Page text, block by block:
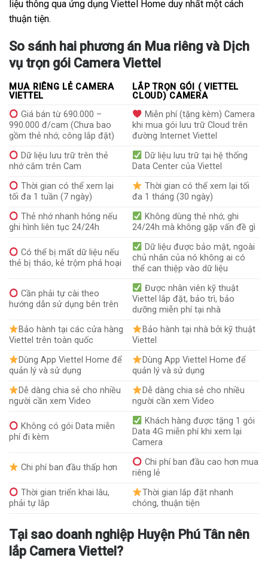
liệu thông qua ứng dụng Viettel Home duy nhất một cách
thuận tiện.
So sánh hai phương án Mua riêng và Dịch
vụ trọn gói Camera Viettel
MUA RIÊNG LẺ CAMERA
VIETTEL
LẮP TRỌN GÓI ( VIETTEL
CLOUD) CAMERA
Giá bán từ 690.000 –
990.000 đ/cam (Chưa bao
gồm thẻ nhớ, công lắp đặt)
Miễn phí (tặng kèm) Camera
khi mua gói lưu trữ Cloud trên
đường Internet Viettel
Dữ liệu lưu trữ trên thẻ
nhớ cắm trên Cam
Dữ liệu lưu trữ tại hệ thống
Data Center của Viettel
Thời gian có thể xem lại
tối đa 1 tuần (7 ngày)
Thời gian có thể xem lại tối
đa 1 tháng (30 ngày)
Thẻ nhớ nhanh hỏng nếu
ghi hình liên tục 24/24h
Không dùng thẻ nhớ, ghi
24/24h mà không gặp vấn đề gì
Có thể bị mất dữ liệu nếu
thẻ bị tháo, kẻ trộm phá hoại
Dữ liệu được bảo mật, ngoài
chủ nhân của nó không ai có
thể can thiệp vào dữ liệu
Cần phải tự cài theo
hướng dẫn sử dụng bên trên
Được nhân viên kỹ thuật
Viettel lắp đặt, bảo trì, bảo
dưỡng miễn phí tại nhà
Bảo hành tại các cửa hàng
Viettel trên toàn quốc
Bảo hành tại nhà bởi kỹ thuật
Viettel
Dùng App Viettel Home để
quản lý và sử dụng
Dùng App Viettel Home để
quản lý và sử dụng
Dễ dàng chia sẻ cho nhiều
người cần xem Video
Dễ dàng chia sẻ cho nhiều
người cần xem Video
Không có gói Data miễn
phí đi kèm
Khách hàng được tặng 1 gói
Data 4G miễn phí khi xem lại
Camera
Chi phí ban đầu thấp hơn
Chi phí ban đầu cao hơn mua
riêng lẻ
Thời gian triển khai lâu,
phải tự lắp
Thời gian lắp đặt nhanh
chóng, thuận tiện
Tại sao doanh nghiệp Huyện Phú Tân nên
lắp Camera Viettel?